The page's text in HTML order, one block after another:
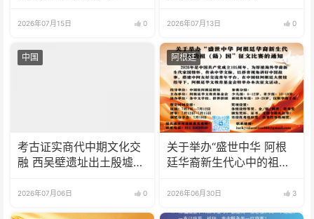
2026年07月15日 0 2026年07月13日 0
中国
考古证实商代中期文化交
融 西吴壁遗址出土殷墟风
2026年07月06日 0
阿根廷
关于举办“盛世中华 阿根
廷华裔新生代心中的祖
2026年06月30日 3